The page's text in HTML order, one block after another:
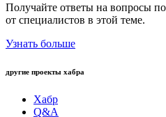
Получайте ответы на вопросы
от специалистов в этой теме.
Узнать больше
другие проекты хабра
Хабр
Q&A